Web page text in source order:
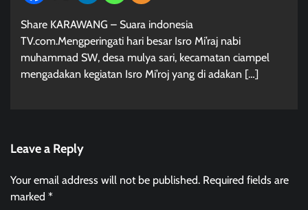
Share KARAWANG – Suara indonesia
TV.com.Mengperingati hari besar Isro Mi’raj nabi
muhammad SW, desa mulya sari, kecamatan ciampel
mengadakan kegiatan Isro Mi’roj yang di adakan […]
Leave a Reply
Your email address will not be published. Required fields are
marked *